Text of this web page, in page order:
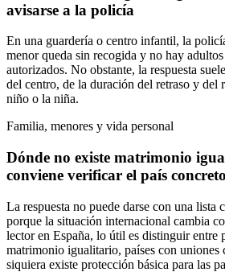
avisarse a la policía
En una guardería o centro infantil, la
menor queda sin recogida y no hay
autorizados. No obstante, la respuesta
del centro, de la duración del retraso y del
niño o la niña.
Familia, menores y vida personal
Dónde no existe matrimonio
conviene verificar el país concreto
La respuesta no puede darse con una lista
porque la situación internacional cambia
lector en España, lo útil es distinguir entre
matrimonio igualitario, países con uniones
siquiera existe protección básica para las